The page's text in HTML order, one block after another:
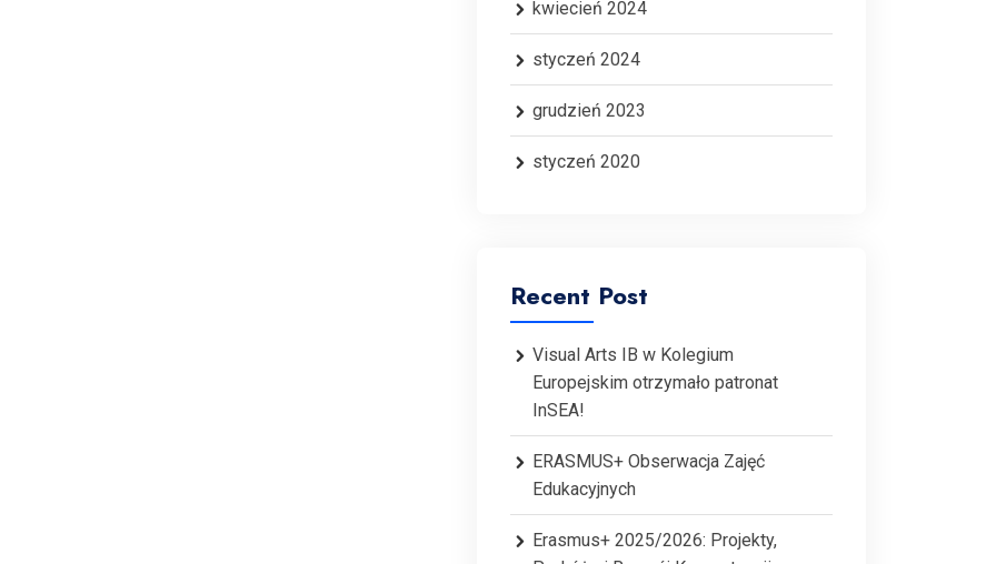
kwiecień 2024
styczeń 2024
grudzień 2023
styczeń 2020
Recent Post
Visual Arts IB w Kolegium
Europejskim otrzymało patronat
InSEA!
ERASMUS+ Obserwacja Zajęć
Edukacyjnych
Erasmus+ 2025/2026: Projekty,